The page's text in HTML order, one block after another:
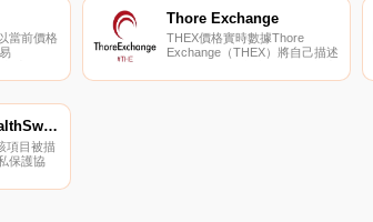
當前價格
以在我們
設計的交
Thore Exchange
THEX價格實時數據Thore
Exchange（THEX）將自己描述
數字資產。THEX于2018年11月
OWL Token (StealthSwap)
項目被描
保護協
議,用戶